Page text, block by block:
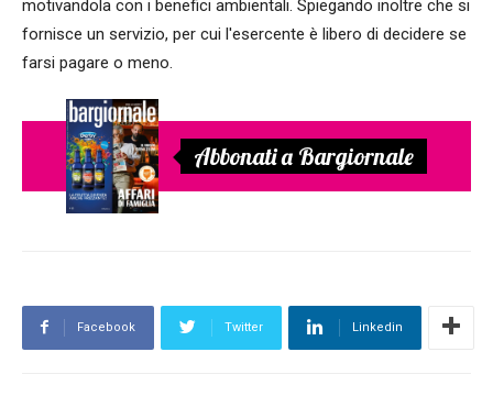
motivandola con i benefici ambientali. Spiegando inoltre che si
fornisce un servizio, per cui l'esercente è libero di decidere se
farsi pagare o meno.
Abbonati a Bargiornale
Facebook Twitter Linkedin